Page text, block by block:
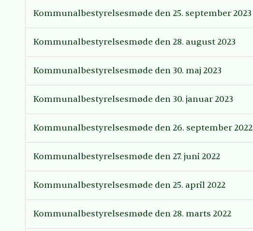
Kommunalbestyrelsesmøde den 25. september 2023
Kommunalbestyrelsesmøde den 28. august 2023
Kommunalbestyrelsesmøde den 30. maj 2023
Kommunalbestyrelsesmøde den 30. januar 2023
Kommunalbestyrelsesmøde den 26. september 2022
Kommunalbestyrelsesmøde den 27. juni 2022
Kommunalbestyrelsesmøde den 25. april 2022
Kommunalbestyrelsesmøde den 28. marts 2022